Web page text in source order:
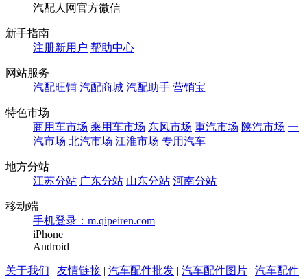
汽配人网官方微信
新手指南
注册新用户 帮助中心
网站服务
汽配旺铺 汽配商城 汽配助手 营销宝
特色市场
商用车市场 乘用车市场 东风市场 重汽市场 陕汽市场 一
汽市场 北汽市场 江淮市场 专用汽车
地方分站
江苏分站 广东分站 山东分站 河南分站
移动端
手机登录：m.qipeiren.com
iPhone
Android
关于我们 | 友情链接 | 汽车配件批发 | 汽车配件图片 | 汽车配件